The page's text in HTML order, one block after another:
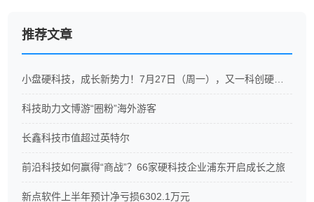
推荐文章
科技助力文博游“圈粉”海外游客
长鑫科技市值超过英特尔
前沿科技如何赢得“商战”？66家硬科技企业浦东开启成长之旅
新点软件上半年预计净亏损6302.1万元